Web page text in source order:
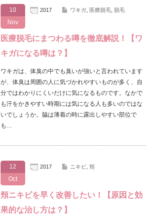
10
Nov
2017 ワキガ, 医療脱毛, 脱毛
医療脱毛にまつわる噂を徹底解説！【ワ
キガになる噂は？】
ワキガは、体臭の中でも臭いが強いと言われています
が、体臭は周囲の人に気づかれやすいものが多く、自
分ではわかりにくいだけに気になるものです。なかで
も汗をかきやすい時期には気になる人も多いのではな
いでしょうか。脇は薄着の時に露出しやすい部位で
も…
12
Oct
2017 ニキビ, 頬
頬ニキビを早く改善したい！【原因と効
果的な治し方は？】